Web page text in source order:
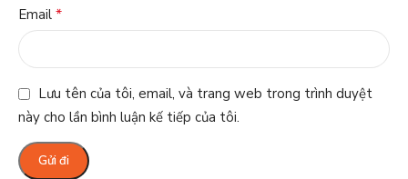
Email *
Lưu tên của tôi, email, và trang web trong trình duyệt
này cho lần bình luận kế tiếp của tôi.